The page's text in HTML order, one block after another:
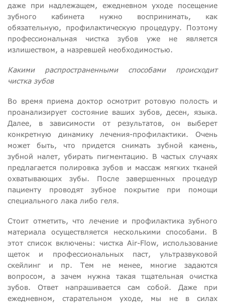
даже при надлежащем, ежедневном уходе посещение
зубного кабинета нужно воспринимать, как
обязательную, профилактическую процедуру. Поэтому
профессиональная чистка зубов уже не является
излишеством, а назревшей необходимостью.
Какими распространенными способами происходит
чистка зубов
Во время приема доктор осмотрит ротовую полость и
проанализирует состояние ваших зубов, десен, языка.
Далее, в зависимости от результатов, он выберет
конкретную динамику лечения-профилактики. Очень
может быть, что придется снимать зубной камень,
зубной налет, убирать пигментацию. В частых случаях
предлагается полировка зубов и массаж мягких тканей
охватывающих зубы. После завершенных процедур
пациенту проводят зубное покрытие при помощи
специального лака либо геля.
Стоит отметить, что лечение и профилактика зубного
материала осуществляется несколькими способами. В
этот список включены: чистка Air-Flow, использование
щеток и профессиональных паст, ультразвуковой
скейлинг и пр. Тем не менее, многие задаются
вопросом, а зачем нужна такая тщательная очистка
зубов. Ответ напрашивается сам собой. Даже при
ежедневном, старательном уходе, мы не в силах